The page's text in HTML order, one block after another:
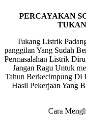
PERCAYAKAN
Tukang Listrik
panggilan Yang Sudah
Permasalahan Listrik
Jangan Ragu Untuk
Tahun Berkecimpung Di
Hasil Pekerjaan Yang
Cara